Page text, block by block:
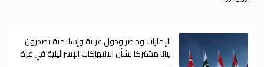
الإمارات ومصر ودول عربية وإسلامية يصدرون
بيانا مشتركا بشأن الانتهاكات الإسرائيلية في غزة